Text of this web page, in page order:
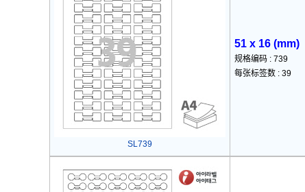
SL739
51 x 16 (mm)
规格编码 : 739
每张标签数 : 39